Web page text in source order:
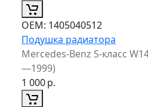
ОЕМ: 1405040512
Подушка радиатора
Mercedes-Benz S-класс
—1999)
1 000р.